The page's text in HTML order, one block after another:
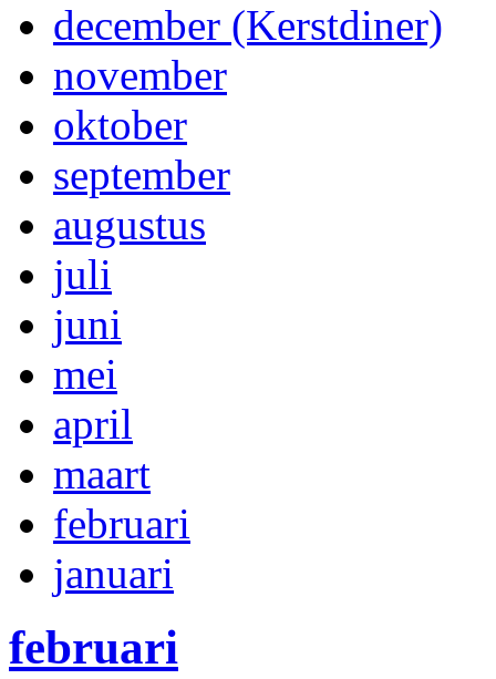
december (Kerstdiner)
november
oktober
september
augustus
juli
juni
mei
april
maart
februari
januari
februari